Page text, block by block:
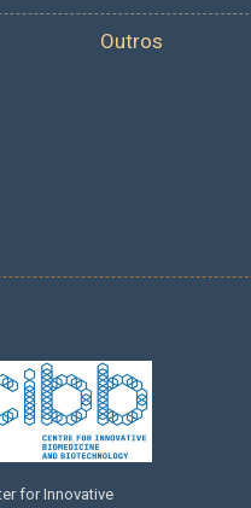
Outros
for Innovative